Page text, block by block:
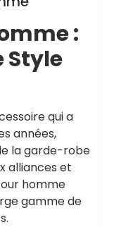
:
Style
qui a
années,
la garde-robe
alliances et
homme
gamme de